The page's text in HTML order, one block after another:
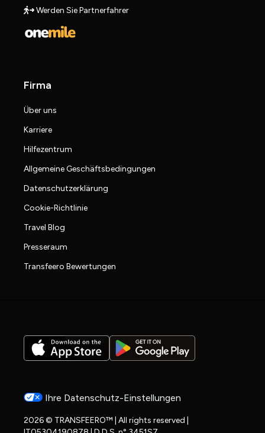
Werden Sie Partnerfahrer
Firma
Über uns
Karriere
Hilfezentrum
Allgemeine Geschäftsbedingungen
Datenschutzerklärung
Cookie-Richtlinie
Travel Blog
Presseraum
Transfeero Bewertungen
Ihre Datenschutz-Einstellungen
2026 © TRANSFEERO™ | All rights reserved |